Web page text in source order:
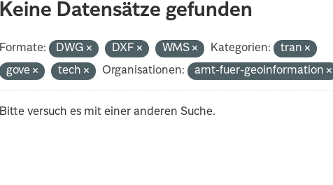
Keine Datensätze gefunden
Formate: DWG DXF WMS Kategorien:
tran
gove
tech Organisationen: amt-fuer-geoinformation
Bitte versuch es mit einer anderen Suche.